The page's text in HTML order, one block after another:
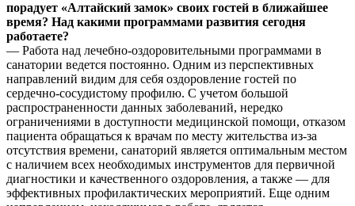
порадует «Алтайский замок» своих гостей в ближайшее
время? Над какими программами развития сегодня
работаете?
— Работа над лечебно-оздоровительными программами в
санатории ведется постоянно. Одним из перспективных
направлений видим для себя оздоровление гостей по
сердечно-сосудистому профилю. С учетом большой
распространенности данных заболеваний, нередко
ограничениями в доступности медицинской помощи, отказом
пациента обращаться к врачам по месту жительства из-за
отсутствия времени, санаторий является оптимальным местом
с наличием всех необходимых инструментов для первичной
диагностики и качественного оздоровления, а также — для
эффективных профилактических мероприятий. Еще одним